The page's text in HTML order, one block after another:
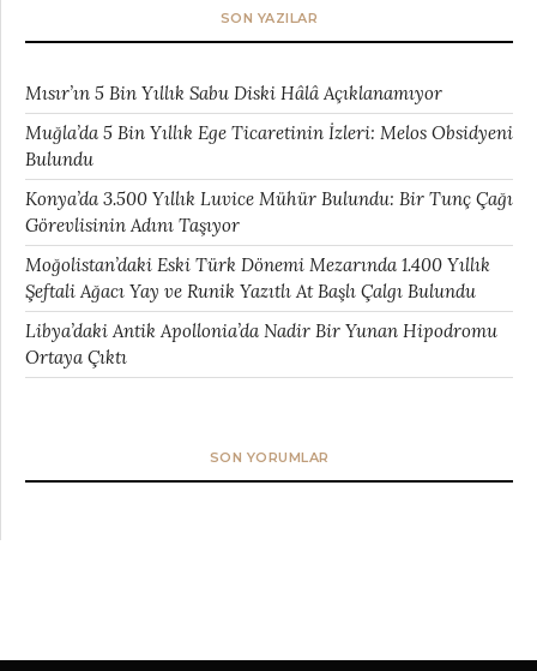
SON YAZILAR
Mısır’ın 5 Bin Yıllık Sabu Diski Hâlâ Açıklanamıyor
Muğla’da 5 Bin Yıllık Ege Ticaretinin İzleri: Melos Obsidyeni
Bulundu
Konya’da 3.500 Yıllık Luvice Mühür Bulundu: Bir Tunç Çağı
Görevlisinin Adını Taşıyor
Moğolistan’daki Eski Türk Dönemi Mezarında 1.400 Yıllık
Şeftali Ağacı Yay ve Runik Yazıtlı At Başlı Çalgı Bulundu
Libya’daki Antik Apollonia’da Nadir Bir Yunan Hipodromu
Ortaya Çıktı
SON YORUMLAR